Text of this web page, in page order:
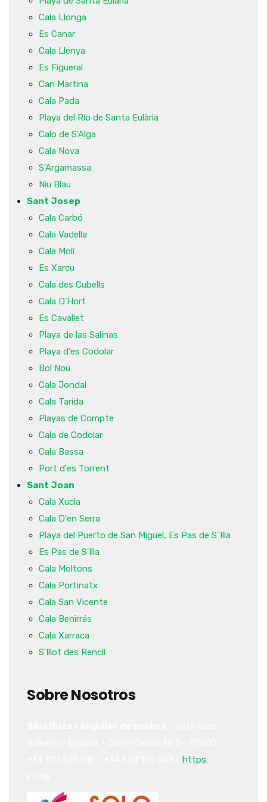
Cala Llonga
Es Canar
Cala Llenya
Es Figueral
Can Martina
Cala Pada
Playa del Río de Santa Eulària
Calo de S'Alga
Cala Nova
S'Argamassa
Niu Blau
Sant Josep
Cala Carbó
Cala Vadella
Cala Molí
Es Xarcu
Cala des Cubells
Cala D'Hort
Es Cavallet
Playa de las Salinas
Playa d'es Codolar
Bol Nou
Cala Jondal
Cala Tarida
Playas de Compte
Cala de Codolar
Cala Bassa
Port d'es Torrent
Sant Joan
Cala Xucla
Cala D'en Serra
Playa del Puerto de San Miguel, Es Pas de S´Illa
Es Pas de S'Illa
Cala Moltons
Cala Portinatx
Cala San Vicente
Cala Benirrás
Cala Xarraca
S'Illot des Renclí
Sobre Nosotros
https: